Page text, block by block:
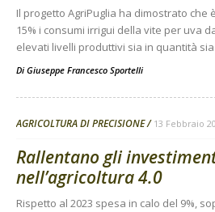
Il progetto AgriPuglia ha dimostrato che
15% i consumi irrigui della vite per uva
elevati livelli produttivi sia in quantità
Di Giuseppe Francesco Sportelli
AGRICOLTURA DI PRECISIONE 13 Febbraio
Rallentano gli
nell’agricoltura 4.0
Rispetto al 2023 spesa in calo del 9%,